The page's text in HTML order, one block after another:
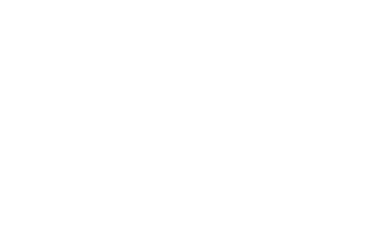
איך עושים את זה
או מורשה – ותצהירו
מכם. את טופס "פתיחת
למשרדים פיזית.
לכם. כל עוסק עצמאי חייב